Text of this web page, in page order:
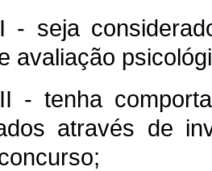
- seja
avaliação
- tenha
através de